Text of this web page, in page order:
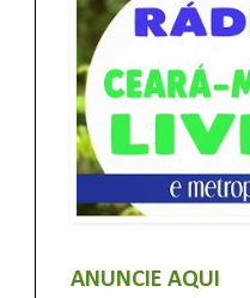
ANUNCIE AQUI